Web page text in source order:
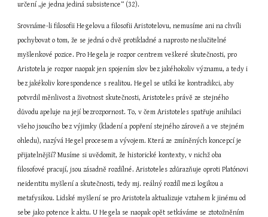
určení „je jedna jediná subsistence“ (32).
Srovnáme-li filosofii Hegelovu a filosofii Aristotelovu, nemusíme ani na chvíli
pochybovat o tom, že se jedná o dvě protikladné a naprosto neslučitelné
myšlenkové pozice. Pro Hegela je rozpor centrem veškeré skutečnosti, pro
Aristotela je rozpor naopak jen spojením slov bez jakéhokoliv významu, a tedy i
bez jakékoliv korespondence s realitou. Hegel se utíká ke kontradikci, aby
potvrdil měnlivost a životnost skutečnosti, Aristoteles právě ze stejného
důvodu apeluje na její bezrozpornost. To, v čem Aristoteles spatřuje anihilaci
všeho jsoucího bez výjimky (kladení a popření stejného zároveň a ve stejném
ohledu), nazývá Hegel procesem a vývojem. Která ze zmíněných koncepcí je
přijatelnější? Musíme si uvědomit, že historické kontexty, v nichž oba
filosofové pracují, jsou zásadně rozdílné. Aristoteles zdůrazňuje oproti Platónovi
neidentitu myšlení a skutečnosti, tedy mj. reálný rozdíl mezi logikou a
metafysikou. Lidské myšlení se pro Aristotela aktualizuje vztahem k jinému od
sebe jako potence k aktu. U Hegela se naopak opět setkáváme se ztotožněním